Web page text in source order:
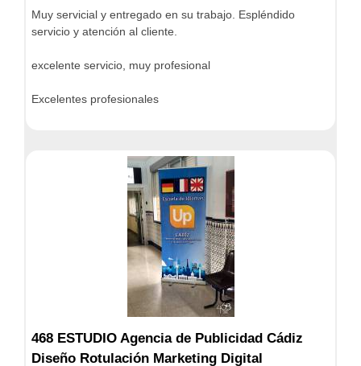
Muy servicial y entregado en su trabajo. Espléndido
servicio y atención al cliente.
excelente servicio, muy profesional
Excelentes profesionales
468 ESTUDIO Agencia de Publicidad Cádiz
Diseño Rotulación Marketing Digital